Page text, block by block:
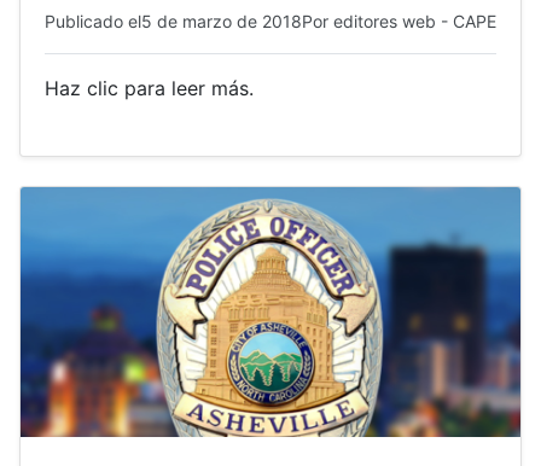
Publicado el5 de marzo de 2018Por editores web - CAPE
Haz clic para leer más.